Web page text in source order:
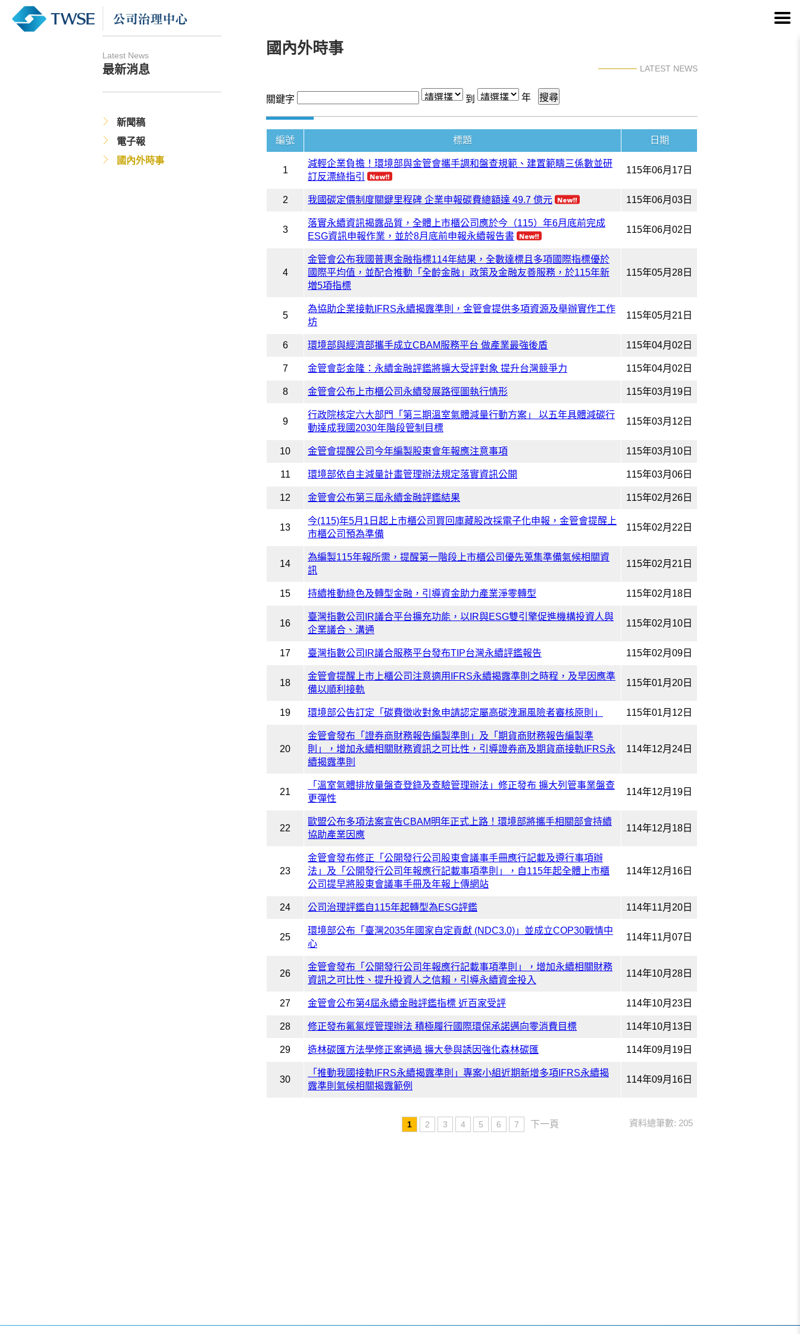
Latest News
最新消息
新聞稿
電子報
國內外時事
國內外時事
LATEST NEWS
關鍵字 到 年
編號 標題 日期
1
減輕企業負擔！環境部與金管會攜手調和盤查規範、建置範疇三係數並研
訂反漂綠指引
115年06月17日
2 我國碳定價制度關鍵里程碑 企業申報碳費總額達 49.7 億元 115年06月03日
3
落實永續資訊揭露品質，全體上市櫃公司應於今（115）年6月底前完成
ESG資訊申報作業，並於8月底前申報永續報告書
115年06月02日
4
金管會公布我國普惠金融指標114年結果，全數達標且多項國際指標優於
國際平均值，並配合推動「全齡金融」政策及金融友善服務，於115年新
増5項指標
115年05月28日
5
為協助企業接軌IFRS永續揭露準則，金管會提供多項資源及舉辦實作工作
坊
115年05月21日
6 環境部與經濟部攜手成立CBAM服務平台 做產業最強後盾 115年04月02日
7 金管會彭金隆：永續金融評鑑將擴大受評對象 提升台灣競爭力 115年04月02日
8 金管會公布上市櫃公司永續發展路徑圖執行情形 115年03月19日
9
行政院核定六大部門「第三期溫室氣體減量行動方案」 以五年具體減碳行
動達成我國2030年階段管制目標
115年03月12日
10 金管會提醒公司今年編製股東會年報應注意事項 115年03月10日
11 環境部依自主減量計畫管理辦法規定落實資訊公開 115年03月06日
12 金管會公布第三屆永續金融評鑑結果 115年02月26日
13
今(115)年5月1日起上市櫃公司買回庫藏股改採電子化申報，金管會提醒上
市櫃公司預為準備
115年02月22日
14
為編製115年報所需，提醒第一階段上市櫃公司優先蒐集準備氣候相關資
訊
115年02月21日
15 持續推動綠色及轉型金融，引導資金助力產業淨零轉型 115年02月18日
16
臺灣指數公司IR議合平台擴充功能，以IR與ESG雙引擎促進機構投資人與
企業議合、溝通
115年02月10日
17 臺灣指數公司IR議合服務平台發布TIP台灣永續評鑑報告 115年02月09日
18
金管會提醒上市上櫃公司注意適用IFRS永續揭露準則之時程，及早因應準
備以順利接軌
115年01月20日
19 環境部公告訂定「碳費徵收對象申請認定屬高碳洩漏風險者審核原則」 115年01月12日
20
金管會發布「證券商財務報告編製準則」及「期貨商財務報告編製準
則」，增加永續相關財務資訊之可比性，引導證券商及期貨商接軌IFRS永
續揭露準則
114年12月24日
21
「溫室氣體排放量盤查登錄及查驗管理辦法」修正發布 擴大列管事業盤查
更彈性
114年12月19日
22
歐盟公布多項法案宣告CBAM明年正式上路！環境部將攜手相關部會持續
協助產業因應
114年12月18日
23
金管會發布修正「公開發行公司股東會議事手冊應行記載及遵行事項辦
法」及「公開發行公司年報應行記載事項準則」，自115年起全體上市櫃
公司提早將股東會議事手冊及年報上傳網站
114年12月16日
24 公司治理評鑑自115年起轉型為ESG評鑑 114年11月20日
25
環境部公布「臺灣2035年國家自定貢獻 (NDC3.0)」並成立COP30戰情中
心
114年11月07日
26
金管會發布「公開發行公司年報應行記載事項準則」，增加永續相關財務
資訊之可比性、提升投資人之信賴，引導永續資金投入
114年10月28日
27 金管會公布第4屆永續金融評鑑指標 近百家受評 114年10月23日
28 修正發布氟氯烴管理辦法 積極履行國際環保承諾邁向零消費目標 114年10月13日
29 造林碳匯方法學修正案通過 擴大參與誘因強化森林碳匯 114年09月19日
30
「推動我國接軌IFRS永續揭露準則」專案小組近期新增多項IFRS永續揭
露準則氣候相關揭露範例
114年09月16日
資料總筆數: 205
1 2 3 4 5 6 7 下一頁